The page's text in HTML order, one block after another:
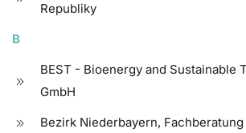
Republiky
B
BEST - Bioenergy and Sustainable
GmbH
Bezirk Niederbayern,